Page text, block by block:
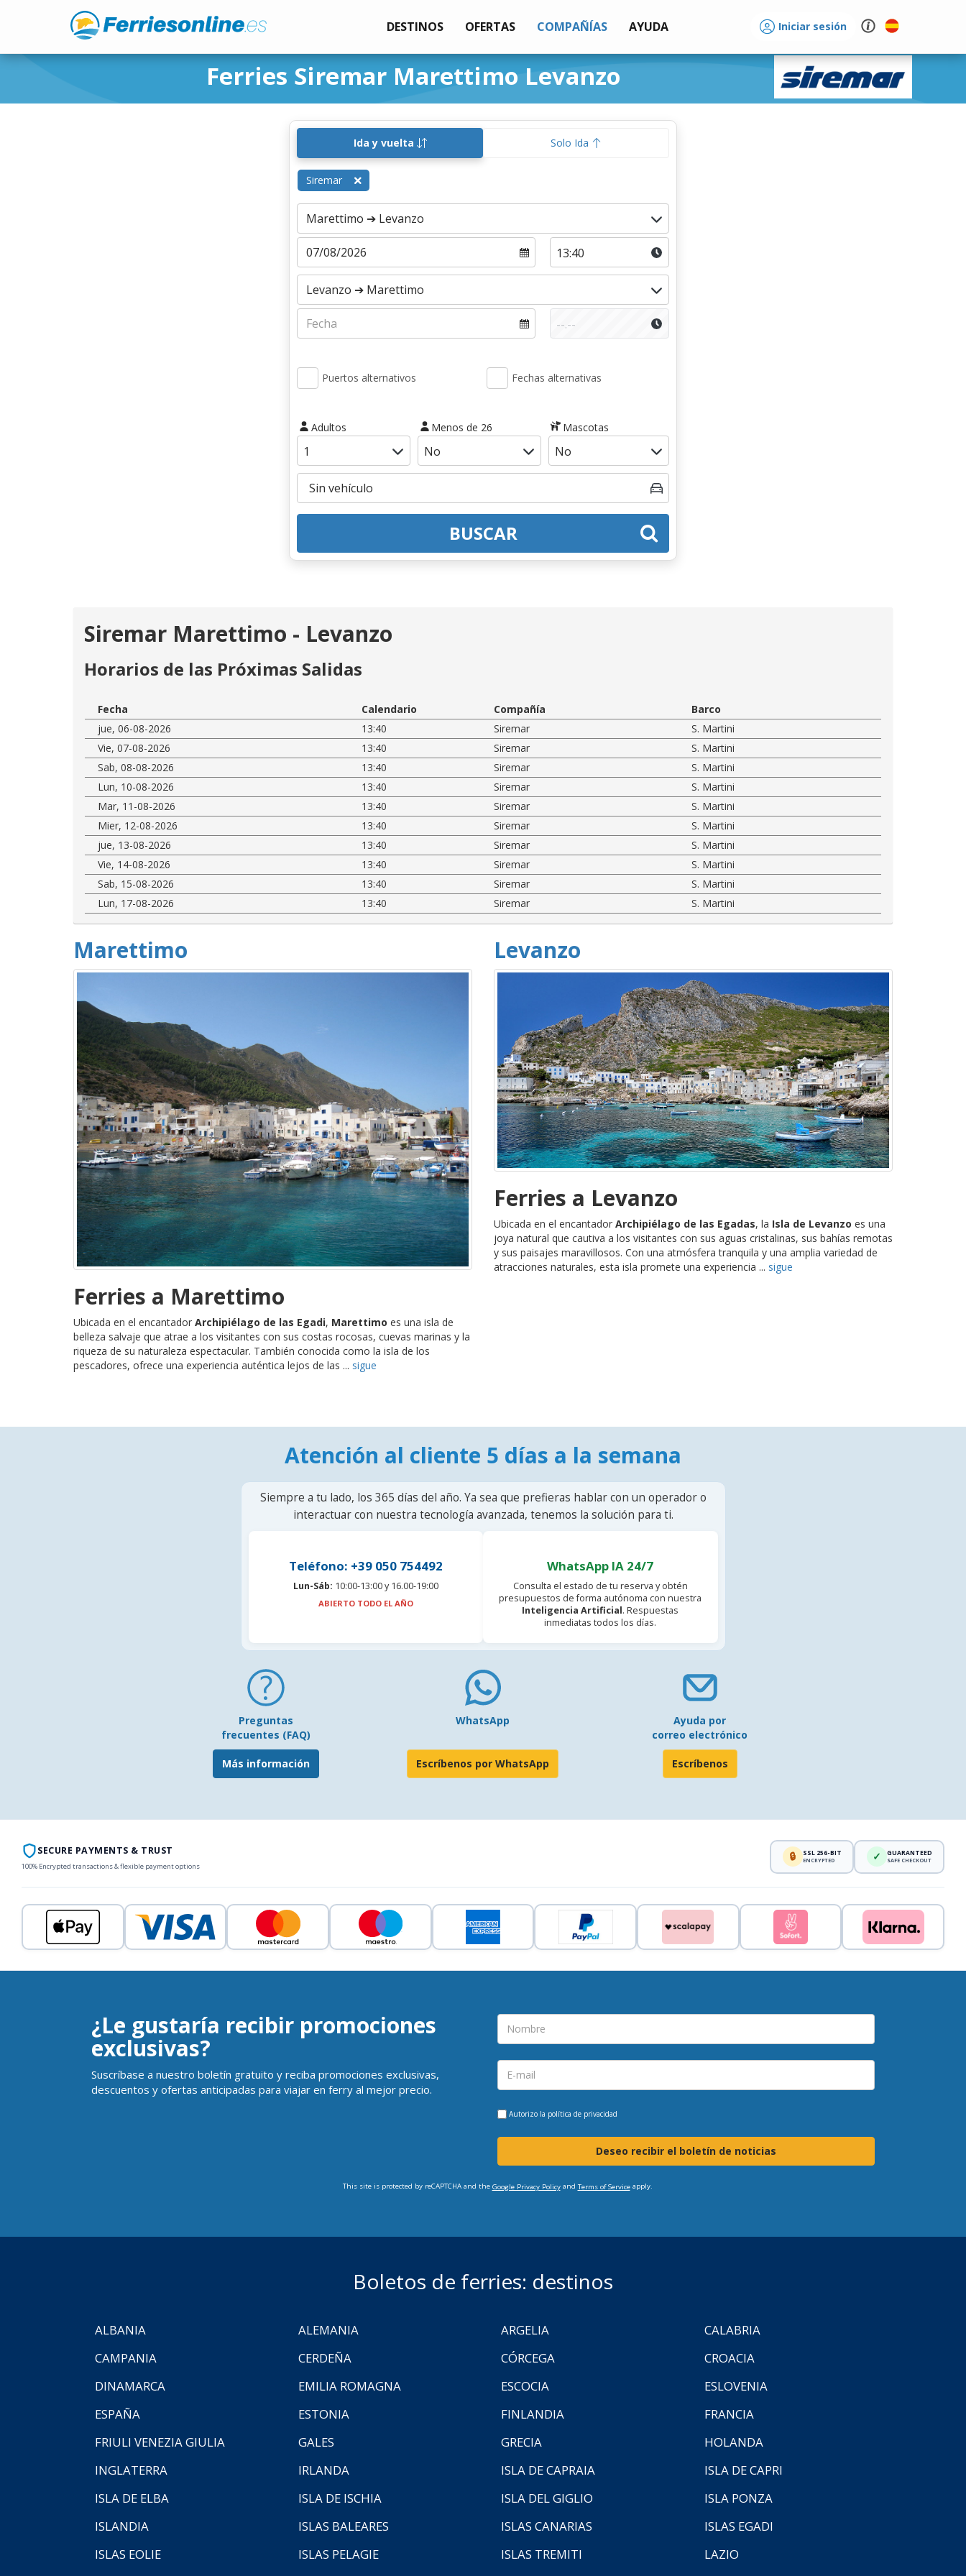
DESTINOS OFERTAS COMPAÑÍAS AYUDA Iniciar sesión
Ferries Siremar Marettimo Levanzo
Ida y vuelta Solo Ida
Siremar
Puertos alternativos Fechas alternativas
Adultos Menos de 26 Mascotas
BUSCAR
Siremar Marettimo - Levanzo
Horarios de las Próximas Salidas
Fecha Calendario Compañía
Barco
jue, 06-08-2026
13:40 Siremar
S. Martini
Vie, 07-08-2026
13:40 Siremar
S. Martini
Sab, 08-08-2026
13:40 Siremar
S. Martini
Lun, 10-08-2026
13:40 Siremar
S. Martini
Mar, 11-08-2026
13:40 Siremar
S. Martini
Mier, 12-08-2026
13:40 Siremar
S. Martini
jue, 13-08-2026
13:40 Siremar
S. Martini
Vie, 14-08-2026
13:40 Siremar
S. Martini
Sab, 15-08-2026
13:40 Siremar
S. Martini
Lun, 17-08-2026
13:40 Siremar S. Martini
Marettimo
Ferries a Marettimo
Ubicada en el encantador Archipiélago de las Egadi, Marettimo es una isla de
belleza salvaje que atrae a los visitantes con sus costas rocosas, cuevas marinas y la
riqueza de su naturaleza espectacular. También conocida como la isla de los
pescadores, ofrece una experiencia auténtica lejos de las ... sigue
Levanzo
Ferries a Levanzo
Ubicada en el encantador Archipiélago de las Egadas, la Isla de Levanzo es una
joya natural que cautiva a los visitantes con sus aguas cristalinas, sus bahías remotas
y sus paisajes maravillosos. Con una atmósfera tranquila y una amplia variedad de
atracciones naturales, esta isla promete una experiencia ... sigue
Atención al cliente 5 días a la semana
Siempre a tu lado, los 365 días del año. Ya sea que prefieras hablar con un operador o
interactuar con nuestra tecnología avanzada, tenemos la solución para ti.
Teléfono: +39 050 754492
Lun-Sáb: 10:00-13:00 y 16.00-19:00
ABIERTO TODO EL AÑO
WhatsApp IA 24/7
Consulta el estado de tu reserva y obtén
presupuestos de forma autónoma con nuestra
Inteligencia Artificial. Respuestas
inmediatas todos los días.
Preguntas
frecuentes (FAQ)
Más información
WhatsApp
Escríbenos por WhatsApp
Ayuda por
correo electrónico
Escríbenos
SECURE PAYMENTS & TRUST
100% Encrypted transactions & flexible payment options
🔒 SSL 256-BIT
ENCRYPTED ✓ GUARANTEED
SAFE CHECKOUT
¿Le gustaría recibir promociones
exclusivas?
Suscríbase a nuestro boletín gratuito y reciba promociones exclusivas,
descuentos y ofertas anticipadas para viajar en ferry al mejor precio.
Autorizo la política de privacidad
Deseo recibir el boletín de noticias
This site is protected by reCAPTCHA and the Google Privacy Policyand Terms of Serviceapply.
Boletos de ferries: destinos
ALBANIA ALEMANIA ARGELIA
CALABRIA
CAMPANIA
CERDEÑA CÓRCEGA
CROACIA
DINAMARCA
EMILIA ROMAGNA ESCOCIA
ESLOVENIA
ESPAÑA
ESTONIA FINLANDIA
FRANCIA
FRIULI VENEZIA GIULIA
GALES GRECIA
HOLANDA
INGLATERRA
IRLANDA ISLA DE CAPRAIA
ISLA DE CAPRI
ISLA DE ELBA
ISLA DE ISCHIA ISLA DEL GIGLIO
ISLA PONZA
ISLANDIA
ISLAS BALEARES ISLAS CANARIAS
ISLAS EGADI
ISLAS EOLIE
ISLAS PELAGIE ISLAS TREMITI
LAZIO